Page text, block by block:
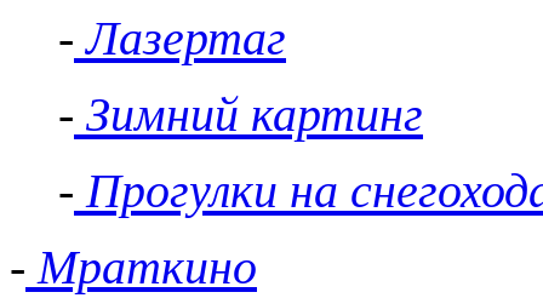
- Лазертаг
- Зимний картинг
- Прогулки на
- Мраткино